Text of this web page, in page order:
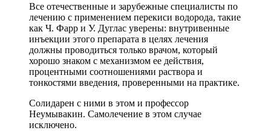
Все отечественные и зарубежные специалисты по
лечению с применением перекиси водорода, такие
как Ч. Фарр и У. Дуглас уверены: внутривенные
инъекции этого препарата в целях лечения
должны проводиться только врачом, который
хорошо знаком с механизмом ее действия,
процентными соотношениями раствора и
тонкостями введения, проверенными на практике.
Солидарен с ними в этом и профессор
Неумывакин. Самолечение в этом случае
исключено.